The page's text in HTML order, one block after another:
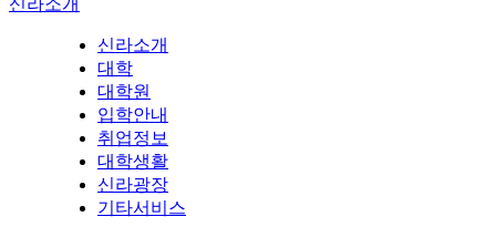
신라소개
신라소개
대학
대학원
입학안내
취업정보
대학생활
신라광장
기타서비스